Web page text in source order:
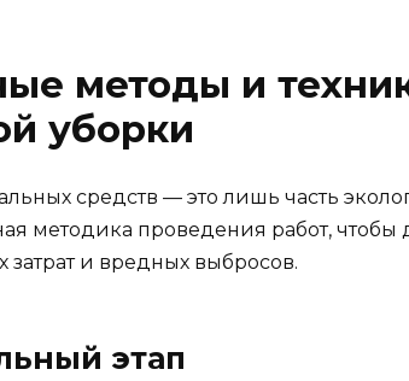
методы и
уборки
средств — это лишь часть
методика проведения работ, чтобы
затрат и вредных выбросов.
этап